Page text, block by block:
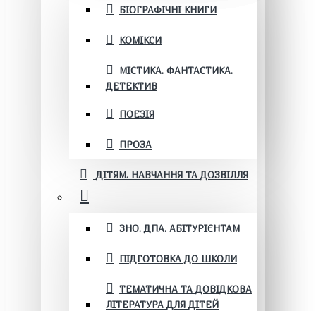
БІОГРАФІЧНІ КНИГИ
КОМІКСИ
МІСТИКА. ФАНТАСТИКА.
ДЕТЕКТИВ
ПОЕЗІЯ
ПРОЗА
ДІТЯМ. НАВЧАННЯ ТА ДОЗВІЛЛЯ
ЗНО. ДПА. АБІТУРІЄНТАМ
ПІДГОТОВКА ДО ШКОЛИ
ТЕМАТИЧНА ТА ДОВІДКОВА
ЛІТЕРАТУРА ДЛЯ ДІТЕЙ